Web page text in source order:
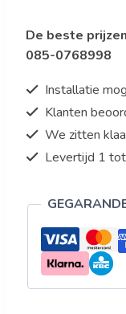
B800,
4-
OO
aantal
De beste
085-0768998
Installatie
Klanten
We zitten
Levertijd 1